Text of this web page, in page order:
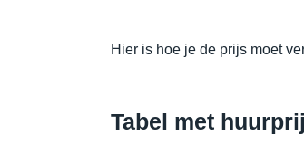
Hier is hoe je de prijs moet
Tabel met